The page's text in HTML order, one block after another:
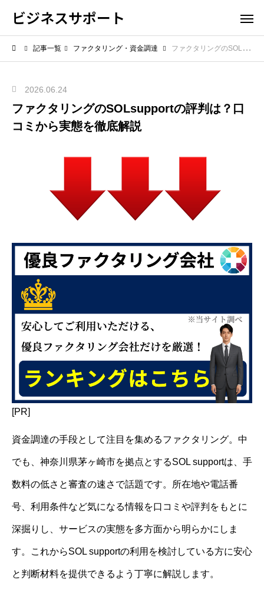
ビジネスサポート
記事一覧 ファクタリング・資金調達 ファクタリングのSOLsupportの評判は？口コミから実態を徹底解説
2026.06.24
ファクタリングのSOLsupportの評判は？口
コミから実態を徹底解説
[PR]
資金調達の手段として注目を集めるファクタリング。中
でも、神奈川県茅ヶ崎市を拠点とするSOL supportは、手
数料の低さと審査の速さで話題です。所在地や電話番
号、利用条件など気になる情報を口コミや評判をもとに
深掘りし、サービスの実態を多方面から明らかにしま
す。これからSOL supportの利用を検討している方に安心
と判断材料を提供できるよう丁寧に解説します。